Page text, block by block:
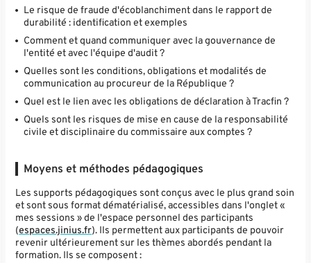
Le risque de fraude d'écoblanchiment dans le rapport de
durabilité : identification et exemples
Comment et quand communiquer avec la gouvernance de
l'entité et avec l'équipe d'audit ?
Quelles sont les conditions, obligations et modalités de
communication au procureur de la République ?
Quel est le lien avec les obligations de déclaration à Tracfin ?
Quels sont les risques de mise en cause de la responsabilité
civile et disciplinaire du commissaire aux comptes ?
Moyens et méthodes pédagogiques
Les supports pédagogiques sont conçus avec le plus grand soin
et sont sous format dématérialisé, accessibles dans l'onglet «
mes sessions » de l'espace personnel des participants
(espaces.jinius.fr). Ils permettent aux participants de pouvoir
revenir ultérieurement sur les thèmes abordés pendant la
formation. Ils se composent :